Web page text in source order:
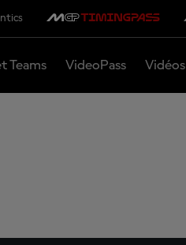
Teams VideoPass Vidéos